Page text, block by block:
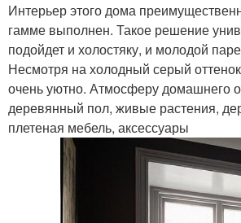
Интерьер этого дома
гамме выполнен. Такое решение
подойдет и холостяку, и молодой
Несмотря на холодный серый
очень уютно. Атмосферу домашнего
деревянный пол, живые растения,
плетеная мебель, аксессуары